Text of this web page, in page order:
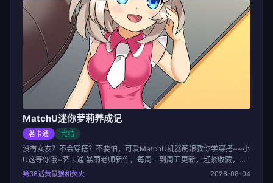
MatchU迷你萝莉养成记
茗卡通 完结
没有女友？不会穿搭？不要怕，可爱MatchU机器萌娘教你学穿搭~~小
U这等你哦~茗卡通.暴雨老师新作，每周一到周五更新，赶紧收藏，超
级好看！
第36话黄鼠狼和荧火 2026-08-04